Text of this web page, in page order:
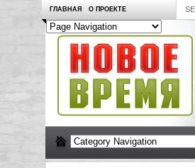
ГЛАВНАЯ О ПРОЕКТЕ